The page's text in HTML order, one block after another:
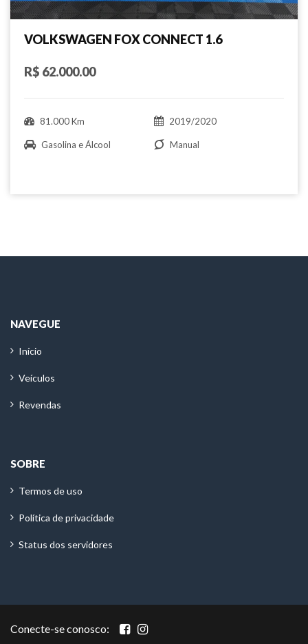
VOLKSWAGEN FOX CONNECT 1.6
R$ 62.000.00
81.000 Km 2019/2020
Gasolina e Álcool Manual
NAVEGUE
Início
Veículos
Revendas
SOBRE
Termos de uso
Política de privacidade
Status dos servidores
Conecte-se conosco: